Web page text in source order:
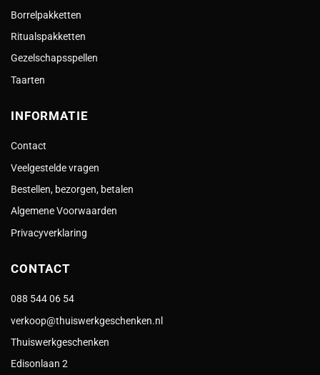
Borrelpakketten
Ritualspakketten
Gezelschapsspellen
Taarten
INFORMATIE
Contact
Veelgestelde vragen
Bestellen, bezorgen, betalen
Algemene Voorwaarden
Privacyverklaring
CONTACT
088 544 06 54
verkoop@thuiswerkgeschenken.nl
Thuiswerkgeschenken
Edisonlaan 2